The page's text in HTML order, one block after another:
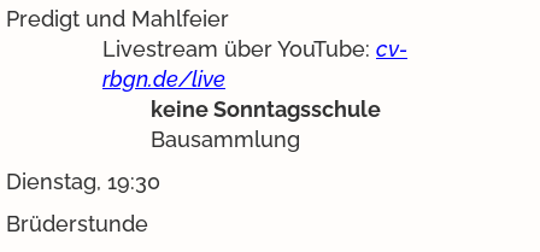
Predigt und Mahlfeier
Livestream über YouTube: cv-
rbgn.de/live
keine Sonntagsschule
Bausammlung
Dienstag, 19:30
Brüderstunde